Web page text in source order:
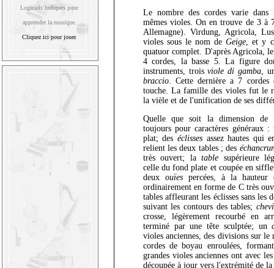
Logiciels ludiques pour
apprendre la musique.
Cliquez ici pour jouer.
Le nombre des cordes varie dans
mêmes violes. On en trouve de 3 à
Allemagne). Virdung, Agricola,
violes sous le nom deGeige, et y
quatuor complet. D'après Agricola,
4 cordes, la basse 5. La figure
instruments, troisviole di gamba,
braccio. Cette dernière a 7
touche. La famille des violes fut le
la vièle et de l'unification de ses
Quelle que soit la dimension
toujours pour caractères généraux
plat; deséclisses assez hautes qui
relient les deux tables ; des
très ouvert; latable supérieure
celle du fond plate et coupée en
deux ouïespercées, à la hauteur
ordinairement en forme de C très
tables affleurant les éclisses sans les
suivant les contours des tables;
crosse, légèrement recourbé en
terminé par une tête sculptée; un
violes anciennes, des divisions sur le
cordes de boyau enroulées,
grandes violes anciennes ont avec
découpée à jour vers l'extrémité de la